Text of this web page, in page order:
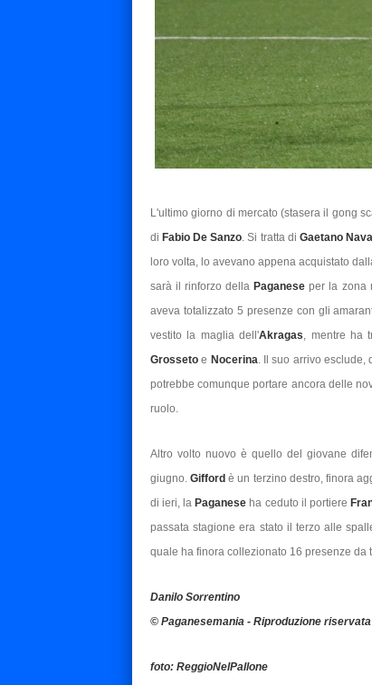
L'ultimo giorno di mercato (stasera il gong
diFabio De Sanzo. Si tratta di Gaetano
loro volta, lo avevano appena acquistato
sarà il rinforzo dellaPaganeseper la zona
aveva totalizzato 5 presenze con gli
vestito la maglia dell'Akragas, mentre ha
Grossetoe Nocerina. Il suo arrivo
potrebbe comunque portare ancora delle
ruolo.
Altro volto nuovo è quello del giovane
giugno.Giffordè un terzino destro, finora
di ieri, laPaganeseha ceduto il portiere
passata stagione era stato il terzo alle
quale ha finora collezionato 16 presenze da
Danilo Sorrentino
© Paganesemania - Riproduzione riservata
foto: ReggioNelPallone